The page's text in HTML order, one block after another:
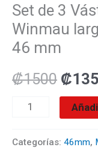
Set de 3
Winmau
46 mm
₡1500 ₡
negros
con
aros
de
Categorías: 46mm,